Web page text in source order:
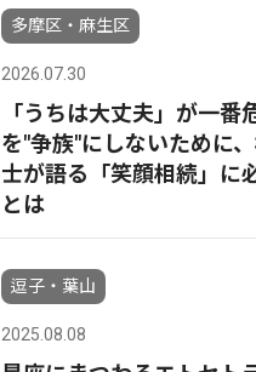
多摩区・麻生区
2026.07.30
「うちは大丈夫」が一番
を"争族"にしないために
士が語る「笑顔相続」に
とは
逗子・葉山
2025.08.08